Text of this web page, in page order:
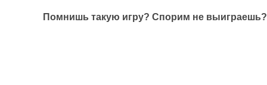
Помнишь такую игру? Спорим не выиграешь?